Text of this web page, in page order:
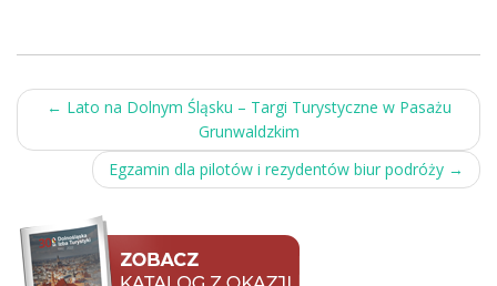
Post
navigation
← Lato na Dolnym Śląsku – Targi Turystyczne w Pasażu
Grunwaldzkim
Egzamin dla pilotów i rezydentów biur podróży →